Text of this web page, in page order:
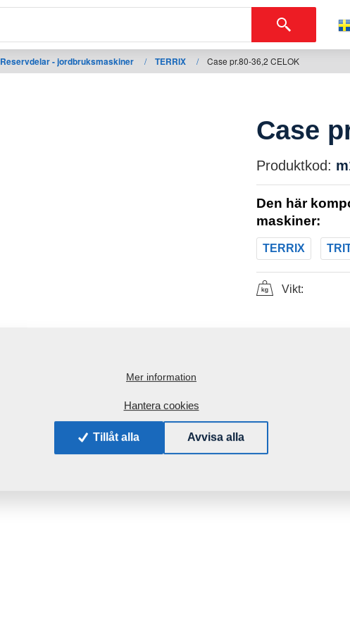
Reservdelar - jordbruksmaskiner / TERRIX / Case pr.80-36,2 CELOK
Case
Produktkod:
Den här
maskiner:
TERRIX
Vikt:
Mer information
Hantera cookies
Tillåt alla Avvisa alla